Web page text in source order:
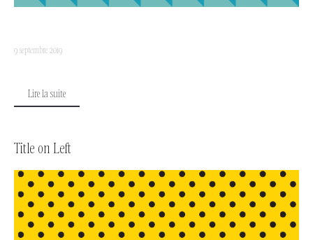
9 septembre 2019
Lire la suite
Title on Left